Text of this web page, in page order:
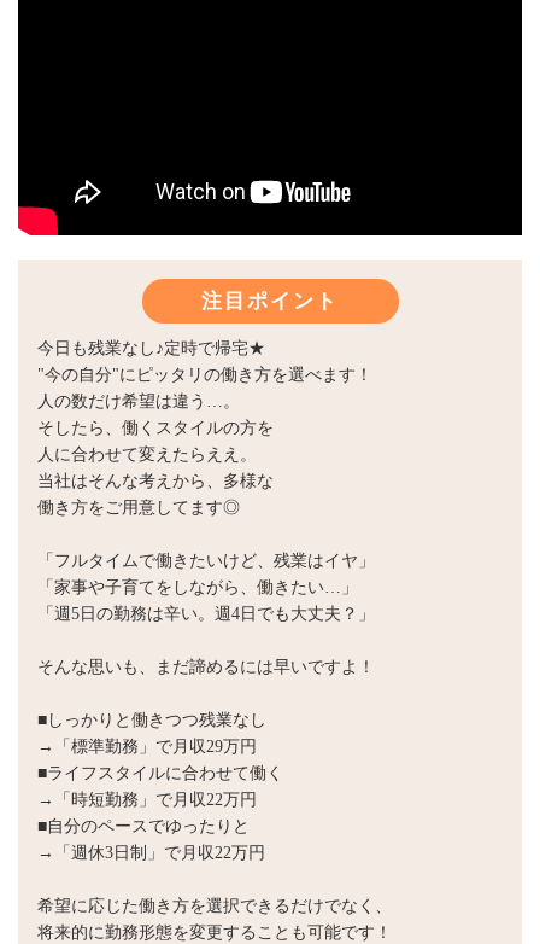
注目ポイント
今日も残業なし♪定時で帰宅★
"今の自分"にピッタリの働き方を選べます！
人の数だけ希望は違う…。
そしたら、働くスタイルの方を
人に合わせて変えたらええ。
当社はそんな考えから、多様な
働き方をご用意してます◎
「フルタイムで働きたいけど、残業はイヤ」
「家事や子育てをしながら、働きたい…」
「週5日の勤務は辛い。週4日でも大丈夫？」
そんな思いも、まだ諦めるには早いですよ！
■しっかりと働きつつ残業なし
→「標準勤務」で月収29万円
■ライフスタイルに合わせて働く
→「時短勤務」で月収22万円
■自分のペースでゆったりと
→「週休3日制」で月収22万円
希望に応じた働き方を選択できるだけでなく、
将来的に勤務形態を変更することも可能です！